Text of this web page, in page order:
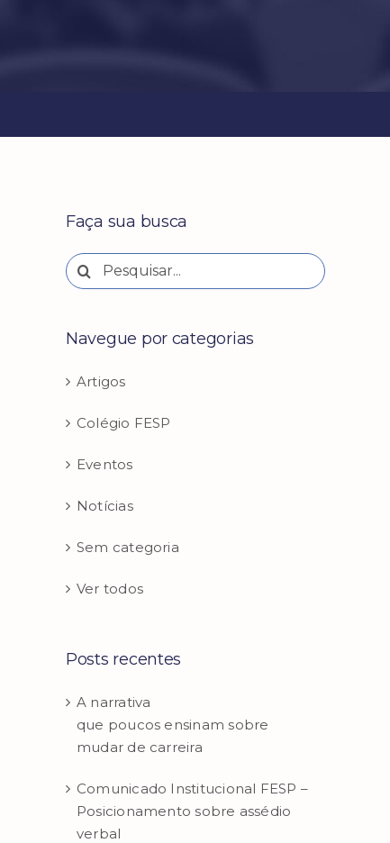
Faça sua busca
Buscar
resultados
Navegue por categorias
Artigos
Colégio FESP
Eventos
Notícias
Sem categoria
Ver todos
Posts recentes
A narrativa
que poucos ensinam sobre
mudar de carreira
Comunicado Institucional FESP –
Posicionamento sobre assédio
verbal